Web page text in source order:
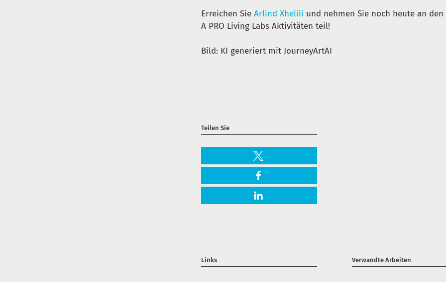
Erreichen SieArlind Xhelili und nehmen Sie noch heute an den
A PRO Living Labs Aktivitäten teil!
Bild: KI generiert mit JourneyArtAI
Teilen Sie
Links Verwandte Arbeiten